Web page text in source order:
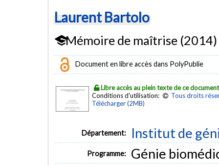
Laurent Bartolo
Mémoire de maîtrise (2014)
Document en libre accès dans PolyPublie
Libre accès au plein texte de ce document
Conditions d'utilisation:
Tous droits
Télécharger (2MB)
Département: Institut de
Programme: Génie